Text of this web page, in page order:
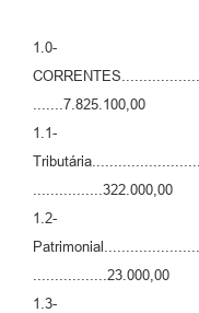
Legislação para Concurso
Sic
Transparência dos
combate à pandemia do
PNAB - CICLO 2
1.0-
.......7.825.100,00
1.1-
................322.000,00
1.2-
.................23.000,00
1.3-